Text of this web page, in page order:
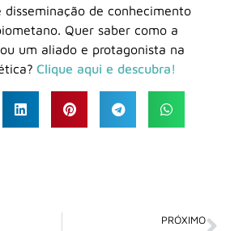
disseminação de conhecimento
Quer saber como a
um aliado e protagonista na
Clique aqui e descubra!
PRÓXIMO